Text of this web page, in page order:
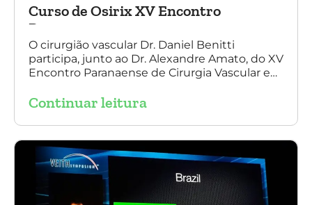
Curso de Osirix XV Encontro
Paranaense
O cirurgião vascular Dr. Daniel Benitti
participa, junto ao Dr. Alexandre Amato, do XV
Encontro Paranaense de Cirurgia Vascular e
Continuar leitura